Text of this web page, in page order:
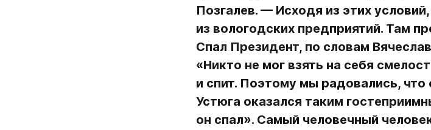
Позгалев. — Исходя из этих
из вологодских предприятий. Там
Спал Президент, по словам
«Никто не мог взять на себя
и спит. Поэтому мы радовались, что
Устюга оказался таким
он спал». Самый человечный